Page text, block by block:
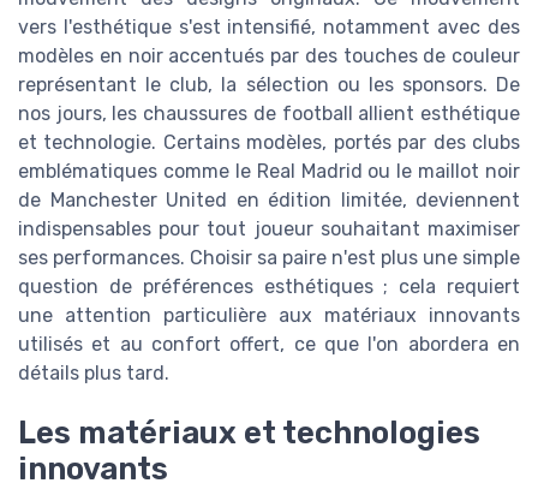
vers l'esthétique s'est intensifié, notamment avec des
modèles en noir accentués par des touches de couleur
représentant le club, la sélection ou les sponsors. De
nos jours, les chaussures de football allient esthétique
et technologie. Certains modèles, portés par des clubs
emblématiques comme le Real Madrid ou le maillot noir
de Manchester United en édition limitée, deviennent
indispensables pour tout joueur souhaitant maximiser
ses performances. Choisir sa paire n'est plus une simple
question de préférences esthétiques ; cela requiert
une attention particulière aux matériaux innovants
utilisés et au confort offert, ce que l'on abordera en
détails plus tard.
Les matériaux et technologies
innovants